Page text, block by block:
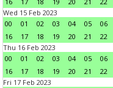
Wed 15 Feb 2023
00
01 02 03 04 05 06
16
17 18 19 20 21 22
Thu 16 Feb 2023
00
01 02 03 04 05 06
16
17 18 19 20 21 22
Fri 17 Feb 2023